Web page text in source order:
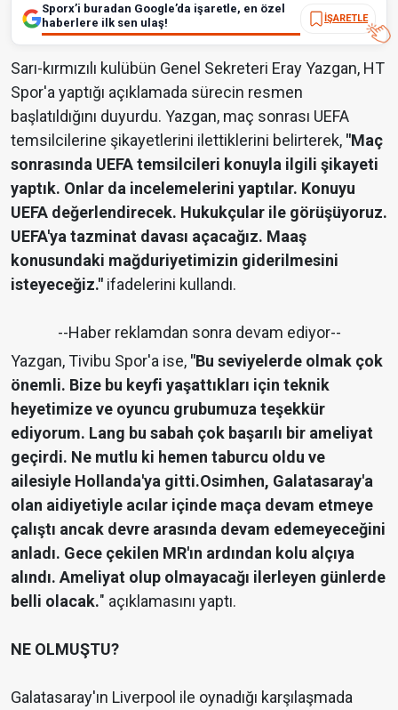
Sporx’i buradan Google’da işaretle, en özel
haberlere ilk sen ulaş!
İŞARETLE
Sarı-kırmızılı kulübün Genel Sekreteri Eray Yazgan, HT
Spor'a yaptığı açıklamada sürecin resmen
başlatıldığını duyurdu. Yazgan, maç sonrası UEFA
temsilcilerine şikayetlerini ilettiklerini belirterek, "Maç
sonrasında UEFA temsilcileri konuyla ilgili şikayeti
yaptık. Onlar da incelemelerini yaptılar. Konuyu
UEFA değerlendirecek. Hukukçular ile görüşüyoruz.
UEFA'ya tazminat davası açacağız. Maaş
konusundaki mağduriyetimizin giderilmesini
isteyeceğiz." ifadelerini kullandı.
--Haber reklamdan sonra devam ediyor--
Yazgan, Tivibu Spor'a ise, "Bu seviyelerde olmak çok
önemli. Bize bu keyfi yaşattıkları için teknik
heyetimize ve oyuncu grubumuza teşekkür
ediyorum. Lang bu sabah çok başarılı bir ameliyat
geçirdi. Ne mutlu ki hemen taburcu oldu ve
ailesiyle Hollanda'ya gitti.Osimhen, Galatasaray'a
olan aidiyetiyle acılar içinde maça devam etmeye
çalıştı ancak devre arasında devam edemeyeceğini
anladı. Gece çekilen MR'ın ardından kolu alçıya
alındı. Ameliyat olup olmayacağı ilerleyen günlerde
belli olacak." açıklamasını yaptı.
NE OLMUŞTU?
Galatasaray'ın Liverpool ile oynadığı karşılaşmada